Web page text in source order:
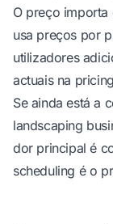
O preço importa
usa preços por
utilizadores
actuais na
Se ainda está a
landscaping
dor principal é
scheduling é o